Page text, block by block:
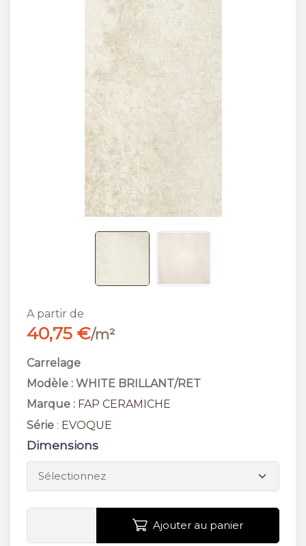
A partir de
40,75 €/m²
Carrelage
Modèle : WHITE BRILLANT/RET
Marque : FAP CERAMICHE
Série : EVOQUE
Dimensions
Ajouter au panier